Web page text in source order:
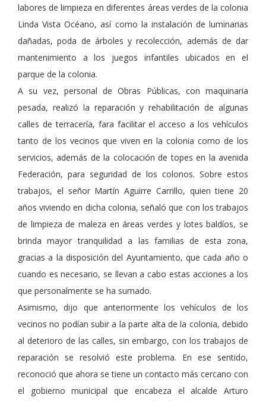
labores de limpieza en diferentes áreas verdes de la colonia
Linda Vista Océano, así como la instalación de luminarias
dañadas, poda de árboles y recolección, además de dar
mantenimiento a los juegos infantiles ubicados en el
parque de la colonia.
A su vez, personal de Obras Públicas, con maquinaria
pesada, realizó la reparación y rehabilitación de algunas
calles de terracería, fara facilitar el acceso a los vehículos
tanto de los vecinos que viven en la colonia como de los
servicios, además de la colocación de topes en la avenida
Federación, para seguridad de los colonos. Sobre estos
trabajos, el señor Martín Aguirre Carrillo, quien tiene 20
años viviendo en dicha colonia, señaló que con los trabajos
de limpieza de maleza en áreas verdes y lotes baldíos, se
brinda mayor tranquilidad a las familias de esta zona,
gracias a la disposición del Ayuntamiento, que cada año o
cuando es necesario, se llevan a cabo estas acciones a los
que personalmente se ha sumado.
Asimismo, dijo que anteriormente los vehículos de los
vecinos no podían subir a la parte alta de la colonia, debido
al deterioro de las calles, sin embargo, con los trabajos de
reparación se resolvió este problema. En ese sentido,
reconoció que ahora se tiene un contacto más cercano con
el gobierno municipal que encabeza el alcalde Arturo